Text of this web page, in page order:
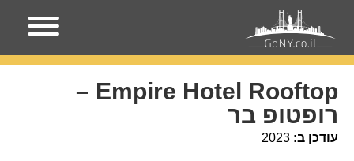
עמוד הבית מקומות בניו-יורק
רופטופ בר
Empire Hotel Rooftop –
רופטופ בר
עודכן ב: 2023